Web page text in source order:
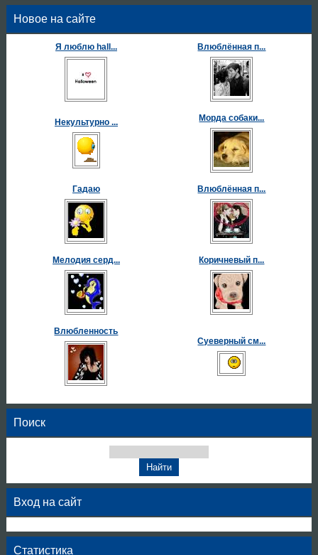
Новое на сайте
Я люблю hall... Влюблённая п...
Некультурно ... Морда собаки...
Гадаю Влюблённая п...
Мелодия серд... Коричневый п...
Влюбленность
Суеверный см...
Поиск
Вход на сайт
Статистика